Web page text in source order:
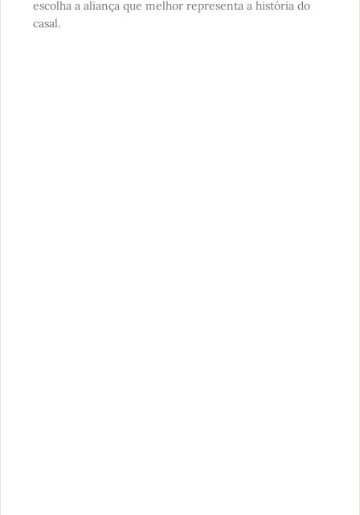
escolha a aliança que melhor representa a história do
casal.